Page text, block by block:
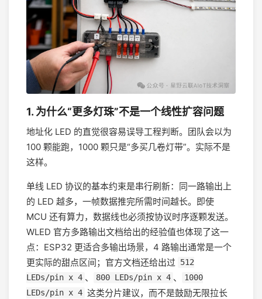
1. 为什么“更多灯珠”不是一个线性扩容问题
地址化 LED 的直觉很容易误导工程判断。团队会以为
100 颗能跑，1000 颗只是“多买几卷灯带”。实际不是
这样。
单线 LED 协议的基本约束是串行刷新：同一路输出上
的 LED 越多，一帧数据推完所需时间越长。即使
MCU 还有算力，数据线也必须按协议时序逐颗发送。
WLED 官方多路输出文档给出的经验值也体现了这一
点：ESP32 更适合多输出场景，4 路输出通常是一个
更实际的甜点区间；官方文档还给出过
512
LEDs/pin x 4 、 800 LEDs/pin x 4 、
1000
LEDs/pin x 4 这类分片建议，而不是鼓励无限拉长